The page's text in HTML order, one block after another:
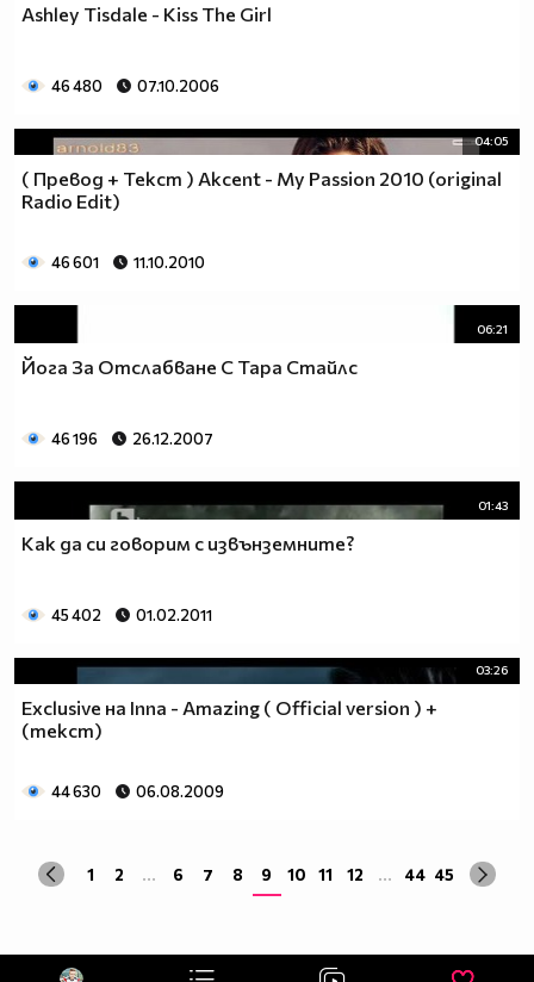
Ashley Tisdale - Kiss The Girl
46 480 07.10.2006
04:05
( Превод + Текст ) Akcent - My Passion 2010 (original
Radio Edit)
46 601 11.10.2010
06:21
Йога За Отслабване С Тара Стайлс
46 196 26.12.2007
01:43
Как да си говорим с извънземните?
45 402 01.02.2011
03:26
Exclusive на Inna - Amazing ( Official version ) +
(текст)
44 630 06.08.2009
1 2 ... 6 7 8 9 10 11 12 ... 44 45